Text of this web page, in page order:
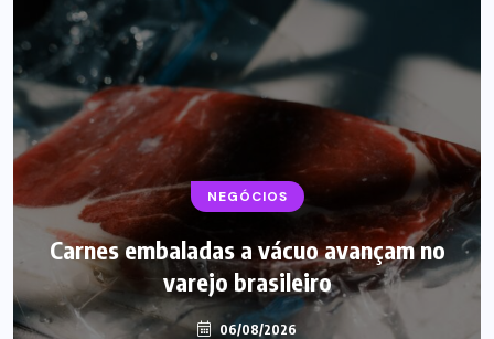
NEGÓCIOS
Carnes embaladas a vácuo avançam no
varejo brasileiro
06/08/2026
BEBIDAS LANÇAMENTOS
Starbucks aposta em leite proteico no
Brasil
06/08/2026